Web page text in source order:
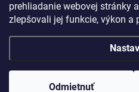
prehliadanie webovej stránky
zlepšovali jej funkcie, výkon a
Odmietnuť
Copyright 2026